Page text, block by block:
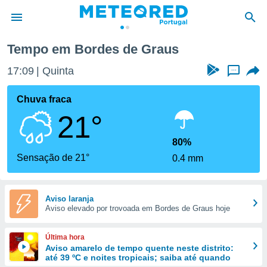
da
foi
fornecidas
a este
das
e
forma
digital
Tempo em Bordes de Graus
17:09 Quinta ...
Chuva fraca
21°
Sensação de 21°
80%
0.4 mm
Aviso laranja
Aviso elevado por trovoada em Bordes de Graus hoje
Última hora
Aviso amarelo de tempo quente neste distrito:
até 39 ºC e noites tropicais; saiba até quando